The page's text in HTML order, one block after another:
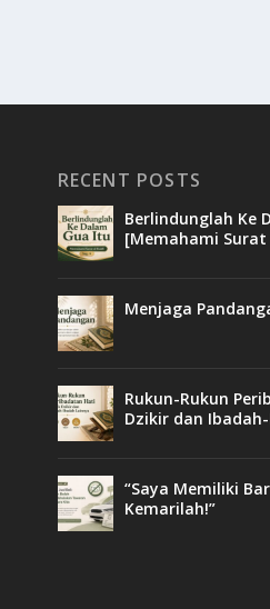
RECENT POSTS
Berlindunglah Ke
[Memahami
Menjaga
Rukun-Rukun
Dzikir dan
“Saya Memiliki
Kemarilah!”